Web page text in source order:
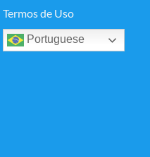
Termos de Uso
Portuguese